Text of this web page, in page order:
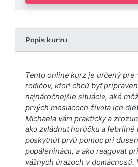
Popis kurzu
Tento online kurz je určený pre
rodičov, ktorí chcú byť
najnáročnejšie situácie, aké
prvých mesiacoch života ich
Michaela vám prakticky a
ako zvládnuť horúčku a febrilné
poskytnúť prvú pomoc pri
popáleninách, a ako reagovať
vážnych úrazoch v domácnosti.